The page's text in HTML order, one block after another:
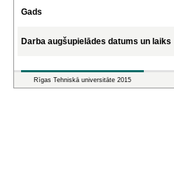
Gads
Darba augšupielādes datums un laiks
Rīgas Tehniskā universitāte 2015